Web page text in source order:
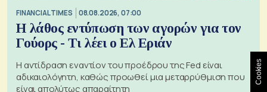
FINANCIAL TIMES 08.08.2026, 07:00
Η λάθος εντύπωση των αγορών για τον
Γούορς - Τι λέει ο Ελ Εριάν
Η αντίδραση εναντίον του προέδρου της Fed είναι
αδικαιολόγητη, καθώς προωθεί μια μεταρρύθμιση που
είναι απολύτως απαραίτητη
Cookies